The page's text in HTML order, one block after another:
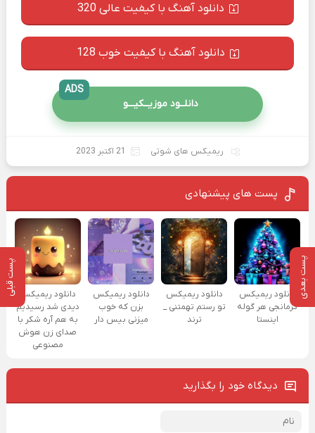
پست بعدی پست قبلی
دانلود آهنگ با کیفیت عالی 320
دانلود آهنگ با کیفیت خوب 128
دانلــود موزیــکیـــو
ADS
ریمیکس های شوتی 21 اکتبر 2023
پست های پیشنهادی
دانلود ریمیکس
کرمانجی هر گوله
اینستا
دانلود ریمیکس
تو رستم تهمتنی _
ترند
دانلود ریمیکس
بزن که خوب
میزنی بیس دار
دانلود ریمیکس
دیدی شد رسیدیم
به هم آره شکر با
صدای زن هوش
مصنوعی
دیدگاه خود را بگذارید